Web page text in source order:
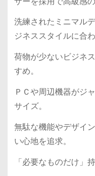
洗練されたミニマル
ジネススタイルに合
荷物が少ないビジネ
すめ。
ＰＣや周辺機器がジ
サイズ。
無駄な機能やデザイ
い心地を追求。
「必要なものだけ」